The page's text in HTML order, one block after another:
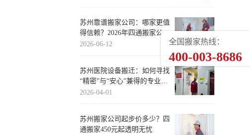
全国搬家热线：
400-003-8686
苏州靠谱搬家公司：哪家更值
得信赖？2026年四通搬家公司
优势深度剖析
2026-06-12
苏州医院设备搬迁：如何寻找
“精密”与“安心”兼得的专业力
量？
2026-04-01
苏州搬家公司起步价多少？四
通搬家450元起透明无忧